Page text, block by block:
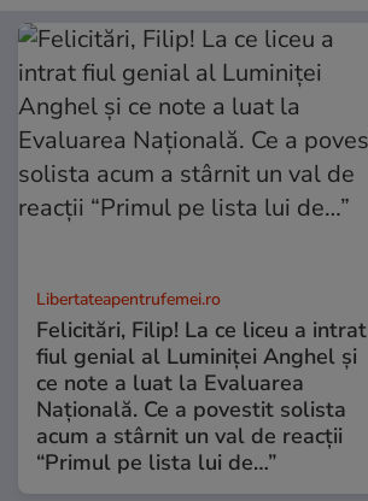
Libertateapentrufemei.ro
Felicitări, Filip! La ce liceu a intrat
fiul genial al Luminiței Anghel și
ce note a luat la Evaluarea
Națională. Ce a povestit solista
acum a stârnit un val de reacții
“Primul pe lista lui de…”